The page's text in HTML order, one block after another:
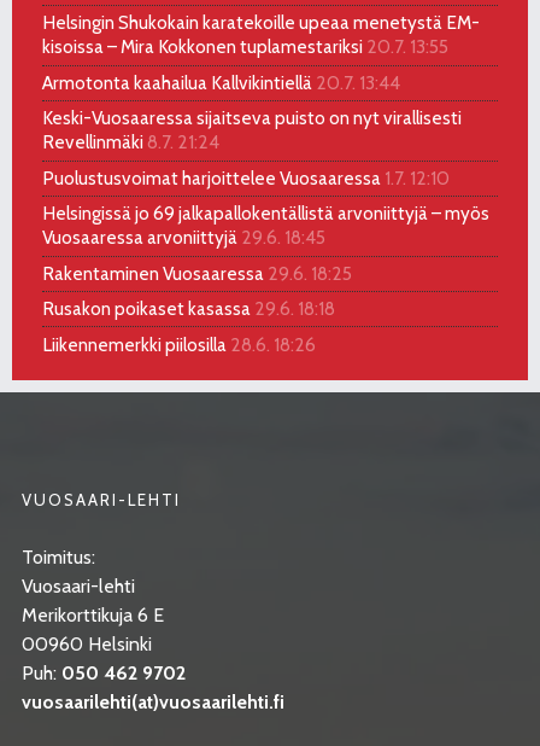
Helsingin Shukokain karatekoille upeaa menetystä EM-
kisoissa – Mira Kokkonen tuplamestariksi 20.7. 13:55
Armotonta kaahailua Kallvikintiellä 20.7. 13:44
Keski-Vuosaaressa sijaitseva puisto on nyt virallisesti
Revellinmäki 8.7. 21:24
Puolustusvoimat harjoittelee Vuosaaressa 1.7. 12:10
Helsingissä jo 69 jalkapallokentällistä arvoniittyjä – myös
Vuosaaressa arvoniittyjä 29.6. 18:45
Rakentaminen Vuosaaressa 29.6. 18:25
Rusakon poikaset kasassa 29.6. 18:18
Liikennemerkki piilosilla 28.6. 18:26
VUOSAARI-LEHTI
Toimitus:
Vuosaari-lehti
Merikorttikuja 6 E
00960 Helsinki
Puh: 050 462 9702
vuosaarilehti(at)vuosaarilehti.fi